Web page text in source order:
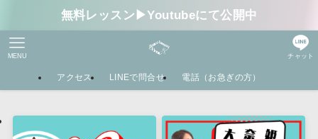
無料レッスン▶︎Youtubeにて公開中
チャット
MENU
アクセス LINEで問合せ 電話（お急ぎの方）